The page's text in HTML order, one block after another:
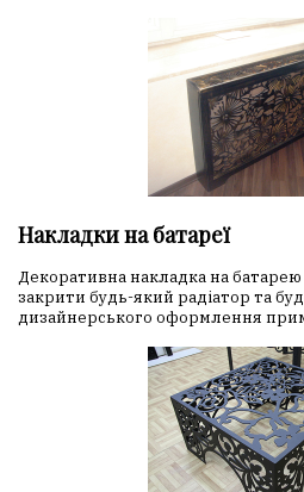
Накладки на батареї
Декоративна накладка на
закрити будь-який радіатор та
дизайнерського оформлення